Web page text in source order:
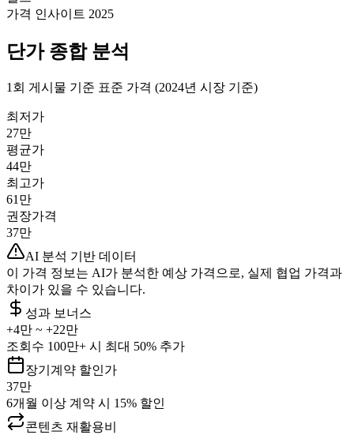
가격 인사이트 2025
단가종합 분석
1회 게시물 기준 표준 가격 (2024년 시장 기준)
최저가
27만
평균가
44만
최고가
61만
권장가격
37만
AI 분석 기반 데이터
이 가격 정보는 AI가 분석한 예상 가격으로, 실제 협업 가격과
차이가 있을 수 있습니다.
성과 보너스
+4만 ~ +22만
조회수 100만+ 시 최대 50% 추가
장기계약 할인가
37만
6개월 이상 계약 시 15% 할인
콘텐츠 재활용비